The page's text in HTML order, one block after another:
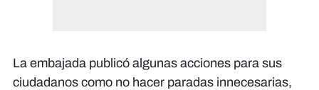
La embajada publicó algunas acciones para sus
ciudadanos como no hacer paradas innecesarias,